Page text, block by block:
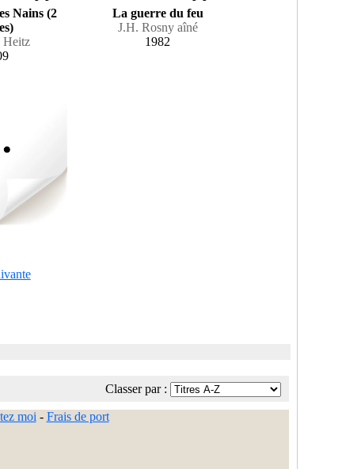
Nains (2
Heitz
La guerre du feu
J.H. Rosny aîné
1982
Classer par :
moi - Frais de port